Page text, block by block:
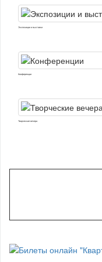
Экспозиции и выставки
Конференции
Творческие вечера